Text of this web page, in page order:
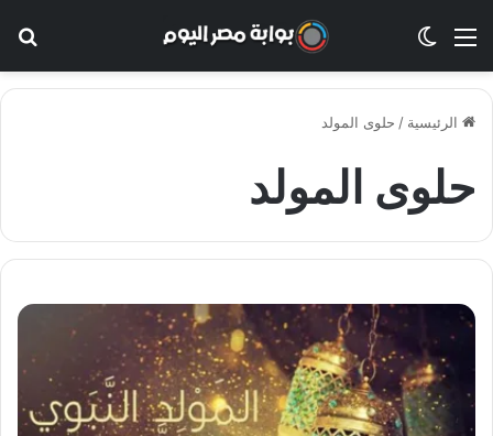
القائمة الوضع المظلم
الرئيسية / حلوى المولد
حلوى المولد